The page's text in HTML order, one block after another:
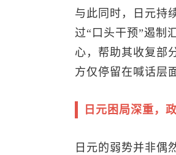
与此同时，日元持
过“口头干预”遏制
心，帮助其收复部
方仅停留在喊话层
日元困局深重，
日元的弱势并非偶